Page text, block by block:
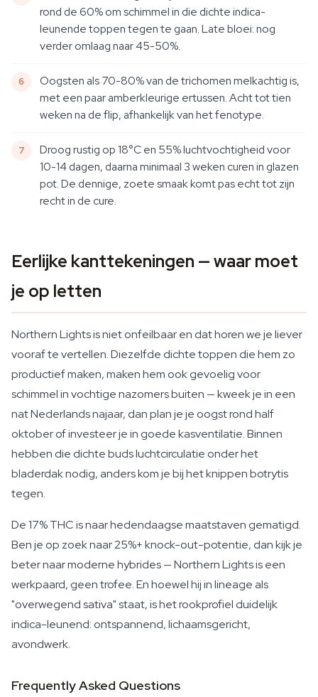
rond de 60% om schimmel in die dichte indica-
leunende toppen tegen te gaan. Late bloei: nog
verder omlaag naar 45-50%.
Oogsten als 70-80% van de trichomen melkachtig is,
met een paar amberkleurige ertussen. Acht tot tien
weken na de flip, afhankelijk van het fenotype.
Droog rustig op 18°C en 55% luchtvochtigheid voor
10-14 dagen, daarna minimaal 3 weken curen in glazen
pot. De dennige, zoete smaak komt pas echt tot zijn
recht in de cure.
Eerlijke kanttekeningen — waar moet
je op letten
Northern Lights is niet onfeilbaar en dat horen we je liever
vooraf te vertellen. Diezelfde dichte toppen die hem zo
productief maken, maken hem ook gevoelig voor
schimmel in vochtige nazomers buiten — kweek je in een
nat Nederlands najaar, dan plan je je oogst rond half
oktober of investeer je in goede kasventilatie. Binnen
hebben die dichte buds luchtcirculatie onder het
bladerdak nodig, anders kom je bij het knippen botrytis
tegen.
De 17% THC is naar hedendaagse maatstaven gematigd.
Ben je op zoek naar 25%+ knock-out-potentie, dan kijk je
beter naar moderne hybrides — Northern Lights is een
werkpaard, geen trofee. En hoewel hij in lineage als
"overwegend sativa" staat, is het rookprofiel duidelijk
indica-leunend: ontspannend, lichaamsgericht,
avondwerk.
Frequently Asked Questions